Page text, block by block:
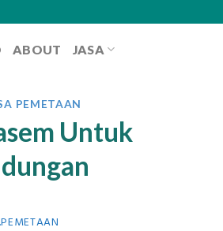
ABOUT JASA
PEMETAAN
Untuk